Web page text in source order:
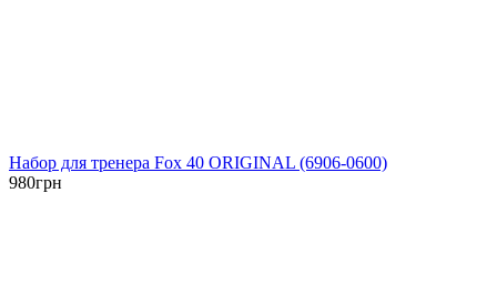
Набор для тренера Fox 40 ORIGINAL (6906-0600)
980грн